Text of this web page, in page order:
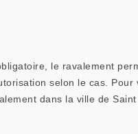
le ravalement
selon le cas. Pour
dans la ville de